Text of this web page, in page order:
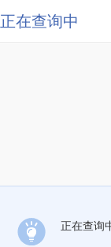
正在查询中
正在查询